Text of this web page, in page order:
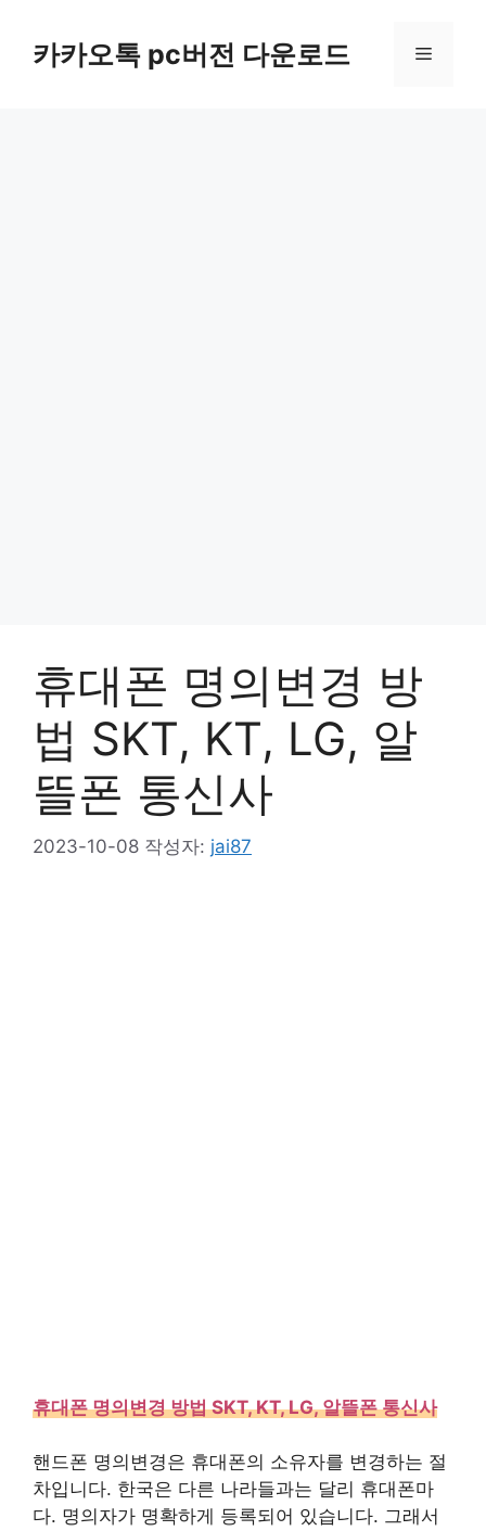
카카오톡 pc버전 다운로드 메
휴대폰 명의변경 방
법 SKT, KT, LG, 알
뜰폰 통신사
2023-10-08 작성자: jai87
휴대폰 명의변경 방법 SKT, KT, LG, 알뜰폰 통신사
핸드폰 명의변경은 휴대폰의 소유자를 변경하는 절
차입니다. 한국은 다른 나라들과는 달리 휴대폰마
다. 명의자가 명확하게 등록되어 있습니다. 그래서